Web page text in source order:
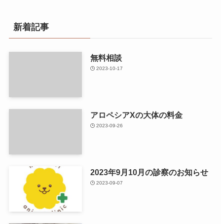
新着記事
無料相談
2023-10-17
アロペシアXの大体の料金
2023-09-26
2023年9月10月の診察のお知らせ
2023-09-07